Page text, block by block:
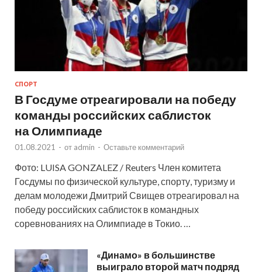
СПОРТ
В Госдуме отреагировали на победу
команды российских саблисток
на Олимпиаде
01.08.2021 - от admin - Оставьте комментарий
Фото: LUISA GONZALEZ / Reuters Член комитета
Госдумы по физической культуре, спорту, туризму и
делам молодежи Дмитрий Свищев отреагировал на
победу российских саблисток в командных
соревнованиях на Олимпиаде в Токио. …
«Динамо» в большинстве
выиграло второй матч подряд